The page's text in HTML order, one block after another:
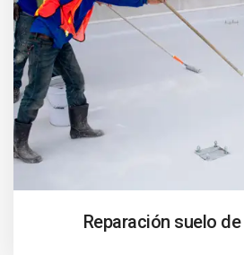
Reparación suelo